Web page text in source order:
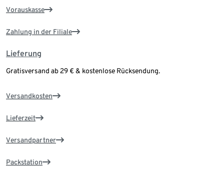
Vorauskasse
Zahlung in der Filiale
Lieferung
Gratisversand ab 29 € & kostenlose Rücksendung.
Versandkosten
Lieferzeit
Versandpartner
Packstation